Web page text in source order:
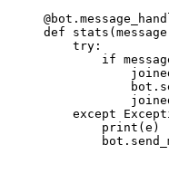
def
    try:
if
except
        print(e)